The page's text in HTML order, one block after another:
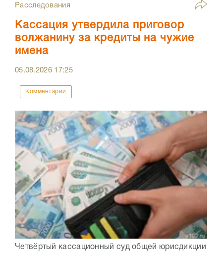
Расследования
Кассация утвердила приговор
волжанину за кредиты на чужие
имена
05.08.2026 17:25
Комментарии
Четвёртый кассационный суд общей юрисдикции